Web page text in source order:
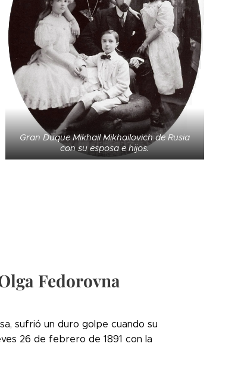
Gran Duque Mikhail Mikhailovich de Rusia
con su esposa e hijos.
Fedorovna
sufrió un duro golpe cuando su
26 de febrero de 1891 con la